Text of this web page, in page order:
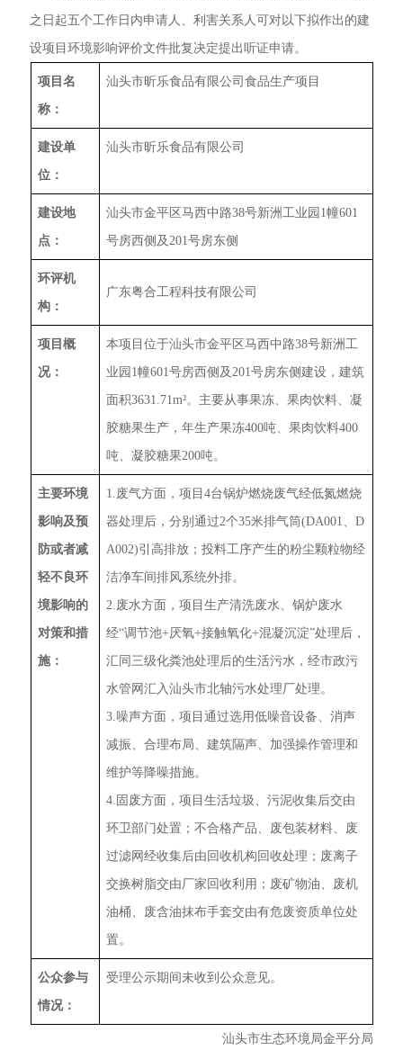
之日起五个工作日内申请人、利害关系人可对以下拟作出的建
设项目环境影响评价文件批复决定提出听证申请。
项目名
称：
汕头市昕乐食品有限公司食品生产项目
建设单
位：
汕头市昕乐食品有限公司
建设地
点：
汕头市金平区马西中路38号新洲工业园1幢601
号房西侧及201号房东侧
环评机
构：
广东粤合工程科技有限公司
项目概
况：
本项目位于汕头市金平区马西中路38号新洲工
业园1幢601号房西侧及201号房东侧建设，建筑
面积3631.71m²。主要从事果冻、果肉饮料、凝
胶糖果生产，年生产果冻400吨、果肉饮料400
吨、凝胶糖果200吨。
主要环境
影响及预
防或者减
轻不良环
境影响的
对策和措
施：
1.废气方面，项目4台锅炉燃烧废气经低氮燃烧
器处理后，分别通过2个35米排气筒(DA001、D
A002)引高排放；投料工序产生的粉尘颗粒物经
洁净车间排风系统外排。
2.废水方面，项目生产清洗废水、锅炉废水
经“调节池+厌氧+接触氧化+混凝沉淀”处理后，
汇同三级化粪池处理后的生活污水，经市政污
水管网汇入汕头市北轴污水处理厂处理。
3.噪声方面，项目通过选用低噪音设备、消声
减振、合理布局、建筑隔声、加强操作管理和
维护等降噪措施。
4.固废方面，项目生活垃圾、污泥收集后交由
环卫部门处置；不合格产品、废包装材料、废
过滤网经收集后由回收机构回收处理；废离子
交换树脂交由厂家回收利用；废矿物油、废机
油桶、废含油抹布手套交由有危废资质单位处
置。
公众参与
情况：
受理公示期间未收到公众意见。
汕头市生态环境局金平分局